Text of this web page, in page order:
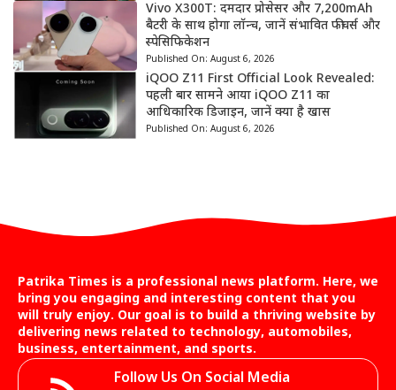
Vivo X300T: दमदार प्रोसेसर और 7,200mAh
बैटरी के साथ होगा लॉन्च, जानें संभावित फीचर्स और
स्पेसिफिकेशन
Published On: August 6, 2026
iQOO Z11 First Official Look Revealed:
पहली बार सामने आया iQOO Z11 का
आधिकारिक डिजाइन, जानें क्या है खास
Published On: August 6, 2026
Patrika Times is a professional news platform. Here, we
bring you engaging and interesting content that you
will truly enjoy. Our goal is to build a thriving website by
delivering news related to technology, automobiles,
business, entertainment, and sports.
Follow Us On Social Media